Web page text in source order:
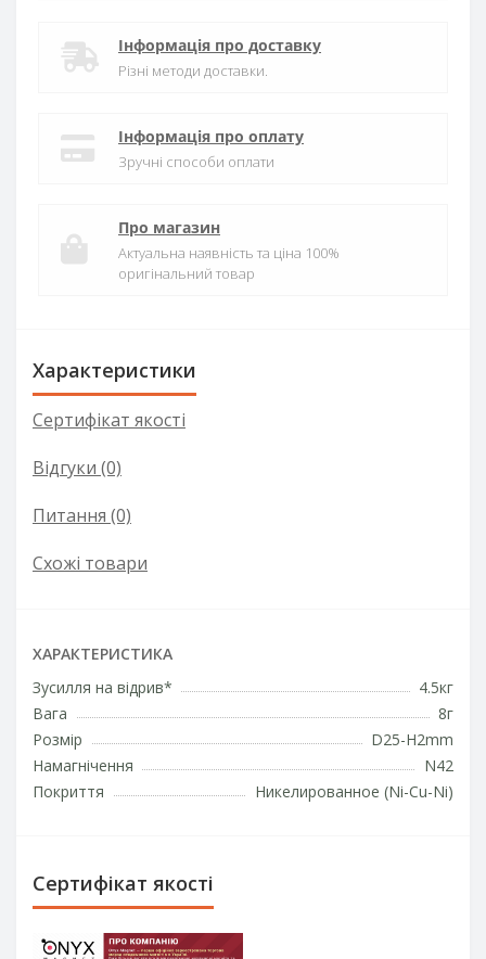
Інформація про доставку
Різні методи доставки.
Інформація про оплату
Зручні способи оплати
Про магазин
Актуальна наявність та ціна 100%
оригінальний товар
Характеристики
Сертифікат якості
Відгуки (0)
Питання (0)
Схожі товари
ХАРАКТЕРИСТИКА
Зусилля на відрив*
4.5кг
Вага
8г
Розмір
D25-H2mm
Намагнічення
N42
Покриття
Никелированное (Ni-Cu-Ni)
Сертифікат якості